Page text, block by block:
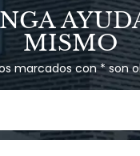
Talco en polvo
Ovary cancer
MISMO
marcados con * son